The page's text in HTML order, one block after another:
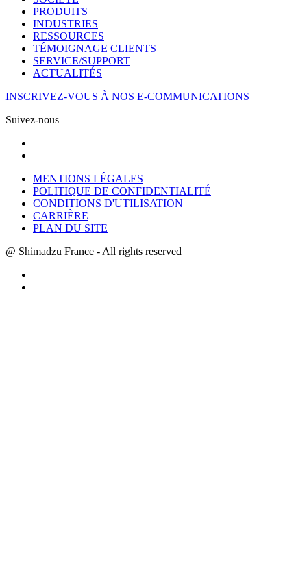
PRODUITS
INDUSTRIES
RESSOURCES
TÉMOIGNAGE CLIENTS
SERVICE/SUPPORT
ACTUALITÉS
INSCRIVEZ-VOUS À NOS E-COMMUNICATIONS
Suivez-nous
MENTIONS LÉGALES
POLITIQUE DE CONFIDENTIALITÉ
CONDITIONS D'UTILISATION
CARRIÈRE
PLAN DU SITE
@ Shimadzu France - All rights reserved